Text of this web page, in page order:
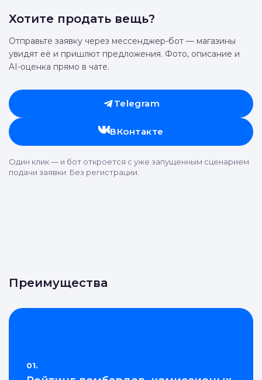
Хотите продать вещь?
Отправьте заявку через мессенджер-бот — магазины
увидят её и пришлют предложения. Фото, описание и
AI-оценка прямо в чате.
Telegram
ВКонтакте
Один клик — и бот откроется с уже запущенным сценарием
подачи заявки. Без регистрации.
Преимущества
01.